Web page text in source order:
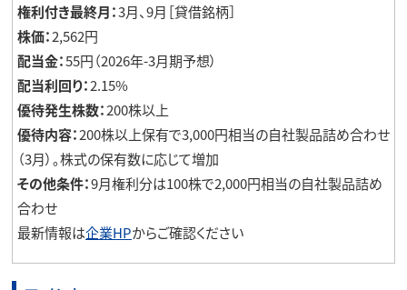
権利付き最終月：3月、9月［貸借銘柄］
株価：2,562円
配当金：55円（2026年-3月期予想）
配当利回り：2.15%
優待発生株数：200株以上
優待内容：200株以上保有で3,000円相当の自社製品詰め合わせ
（3月）。株式の保有数に応じて増加
その他条件：9月権利分は100株で2,000円相当の自社製品詰め
合わせ
最新情報は企業HPからご確認ください